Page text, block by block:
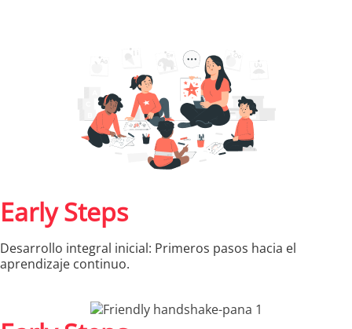
Early Steps
Desarrollo integral inicial: Primeros pasos hacia el
aprendizaje continuo.